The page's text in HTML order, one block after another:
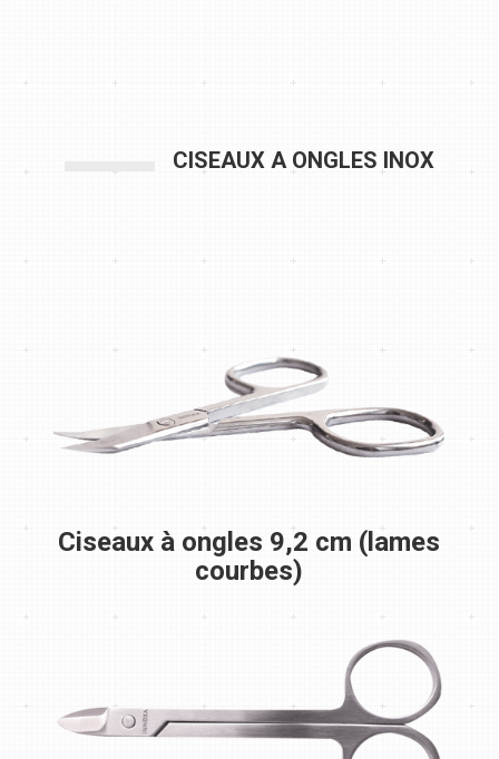
CISEAUX A ONGLES INOX
Ciseaux à ongles 9,2 cm (lames
courbes)